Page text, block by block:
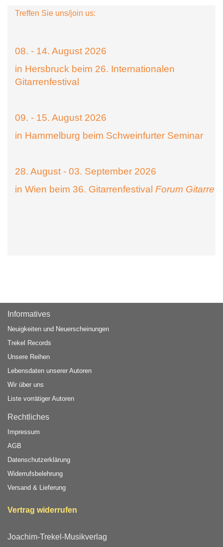
Treffen Sie uns/join us:
08. - 14. August 2026
in Hersbruck beim 26. Internationalen
Gitarrenfestival
09. - 15. August 2026
in Hammelburg beim Schweinfurter Seminar
28. August - 03. September 2026
in Wien beim 36. Gitarrenfestival Forum Gitarre
Informatives
Neuigkeiten und Neuerscheinungen
Trekel Records
Unsere Reihen
Lebensdaten unserer Autoren
Wir über uns
Liste vorrätiger Autoren
Rechtliches
Impressum
AGB
Datenschutzerklärung
Widerrufsbelehrung
Versand & Lieferung
Vertrag widerrufen
Joachim-Trekel-Musikverlag